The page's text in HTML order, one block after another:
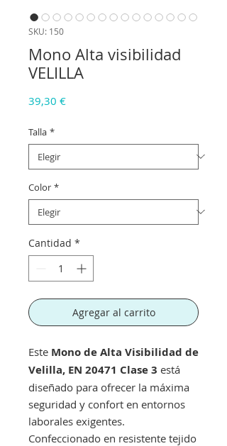
SKU: 150
Mono Alta visibilidad
VELILLA
39,30 €Precio
Talla *
Color *
Cantidad *
Agregar al carrito
Este Mono de Alta Visibilidad de
Velilla, EN 20471 Clase 3 está
diseñado para ofrecer la máxima
seguridad y confort en entornos
laborales exigentes.
Confeccionado en resistente tejido